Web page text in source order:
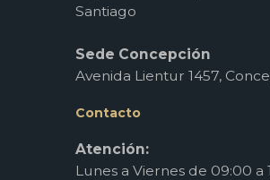
Santiago
Sede Concepción
Avenida Lientur 1457,
Contacto
Atención:
Lunes a Viernes de 09:00 a